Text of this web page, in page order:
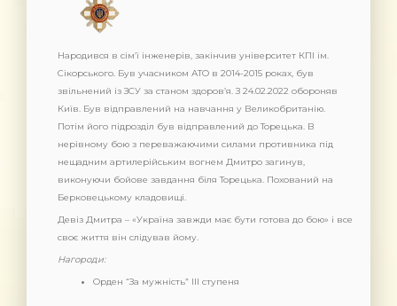
Народився в сім’ї інженерів, закінчив університет КПІ ім.
Сікорського. Був учасником АТО в 2014-2015 роках, був
звільнений із ЗСУ за станом здоров’я. З 24.02.2022 обороняв
Київ. Був відправлений на навчання у Великобританію.
Потім його підрозділ був відправлений до Торецька. В
нерівному бою з переважаючими силами противника під
нещадним артилерійським вогнем Дмитро загинув,
виконуючи бойове завдання біля Торецька. Похований на
Берковецькому кладовищі.
Девіз Дмитра – «Україна завжди має бути готова до бою» і все
своє життя він слідував йому.
Нагороди:
Орден “За мужність” ІІІ ступеня